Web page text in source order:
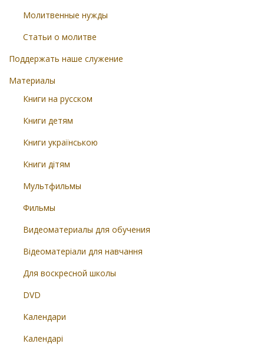
Молитвенные нужды
Статьи о молитве
Поддержать наше служение
Материалы
Книги на русском
Книги детям
Книги українською
Книги дітям
Мультфильмы
Фильмы
Видеоматериалы для обучения
Відеоматеріали для навчання
Для воскресной школы
DVD
Календари
Календарі